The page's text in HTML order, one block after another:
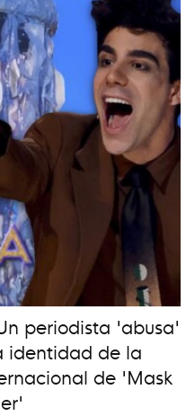
periodista 'abusa'
identidad de la
de 'Mask